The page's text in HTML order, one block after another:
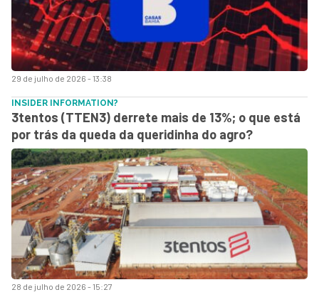
29 de julho de 2026 - 13:38
28 de julho de 2026 - 15:27
INSIDER INFORMATION?
3tentos (TTEN3) derrete mais de 13%; o que está
por trás da queda da queridinha do agro?